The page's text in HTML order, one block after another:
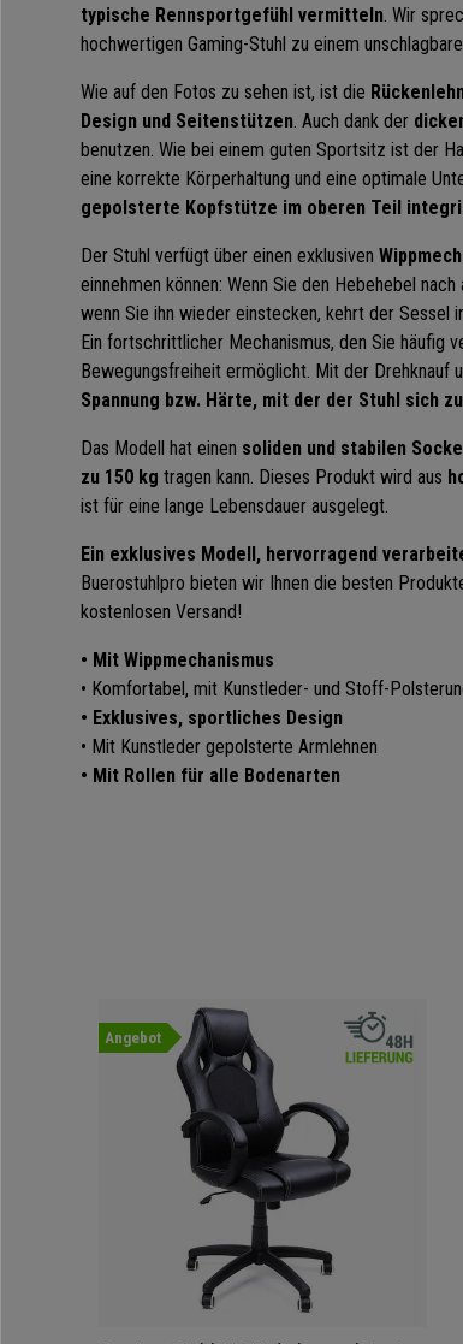
typische Rennsportgefühl vermitteln. Wir
hochwertigen Gaming-Stuhl zu einem
Wie auf den Fotos zu sehen ist, ist die
Design und Seitenstützen. Auch dank der
benutzen. Wie bei einem guten Sportsitz ist der
eine korrekte Körperhaltung und eine optimale
gepolsterte Kopfstütze im oberen Teil
Der Stuhl verfügt über einen exklusiven
einnehmen können: Wenn Sie den Hebehebel
wenn Sie ihn wieder einstecken, kehrt der Sessel
Ein fortschrittlicher Mechanismus, den Sie häufig
Bewegungsfreiheit ermöglicht. Mit der Drehknauf
Spannung bzw. Härte, mit der der Stuhl sich
Das Modell hat einen soliden und stabilen
zu 150 kg tragen kann. Dieses Produkt wird aus
ist für eine lange Lebensdauer ausgelegt.
Ein exklusives Modell, hervorragend
Buerostuhlpro bieten wir Ihnen die besten
kostenlosen Versand!
• Mit Wippmechanismus
• Komfortabel, mit Kunstleder- und Stoff-
• Exklusives, sportliches Design
• Mit Kunstleder gepolsterte Armlehnen
• Mit Rollen für alle Bodenarten
Angebot